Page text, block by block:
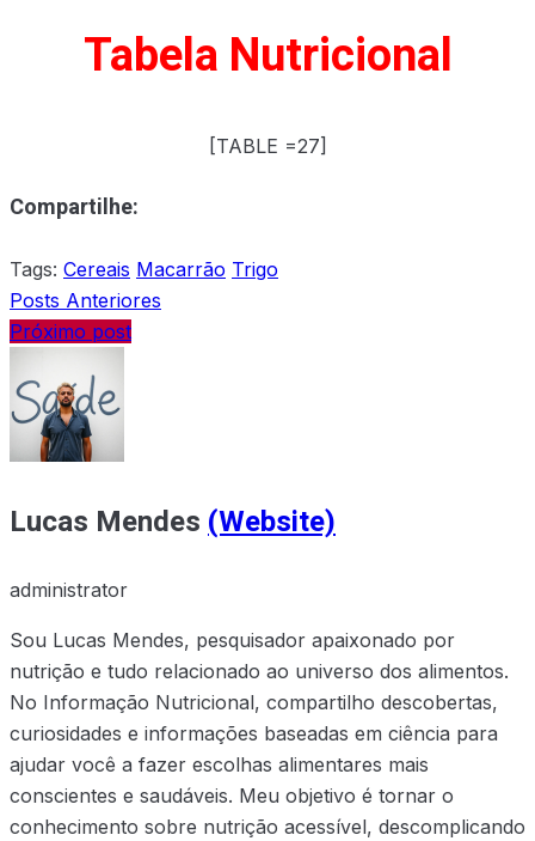
Tabela Nutricional
[TABLE =27]
Compartilhe:
Tags: Cereais Macarrão Trigo
Posts Anteriores
Próximo post
Lucas Mendes (Website)
administrator
Sou Lucas Mendes, pesquisador apaixonado por
nutrição e tudo relacionado ao universo dos alimentos.
No Informação Nutricional, compartilho descobertas,
curiosidades e informações baseadas em ciência para
ajudar você a fazer escolhas alimentares mais
conscientes e saudáveis. Meu objetivo é tornar o
conhecimento sobre nutrição acessível, descomplicando